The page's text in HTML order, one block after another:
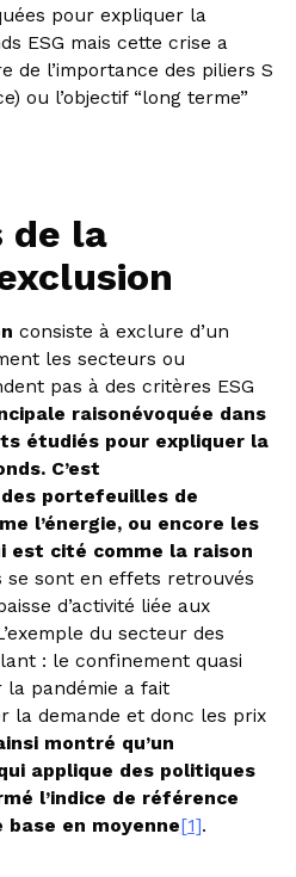
pour expliquer la
ESG mais cette crise a
de l’importance des piliers S
ou l’objectif “long terme”
de la
consiste à exclure d’un
les secteurs ou
pas à des critères ESG
raisonévoquée dans
étudiés pour expliquer la
C’est
portefeuilles de
l’énergie, ou encore les
est cité comme la raison
se sont en effets retrouvés
d’activité liée aux
du secteur des
: le confinement quasi
la pandémie a fait
la demande et donc les prix
montré qu’un
applique des politiques
l’indice de référence
en moyenne[1].